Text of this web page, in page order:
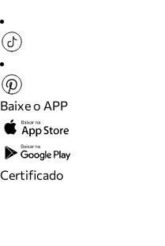
Baixe o APP
Certificado